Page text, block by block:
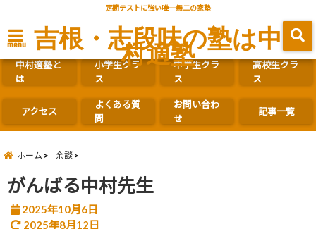
定期テストに強い唯一無二の家塾
menu 吉根・志段味の塾は中
村適塾
中村適塾と
は
小学生クラ
ス
中学生クラ
ス
高校生クラ
ス
アクセス
よくある質
問
お問い合わ
せ
記事一覧
ホーム 余談
がんばる中村先生
2025年10月6日
2025年8月12日